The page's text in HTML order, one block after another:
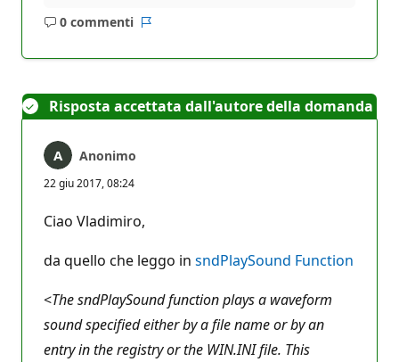
0 commenti
Nessun
Risposta accettata dall'autore della domanda
Anonimo
22 giu 2017, 08:24
Ciao Vladimiro,
da quello che leggo in sndPlaySound Function
<The sndPlaySound function plays a waveform
sound specified either by a file name or by an
entry in the registry or the WIN.INI file. This